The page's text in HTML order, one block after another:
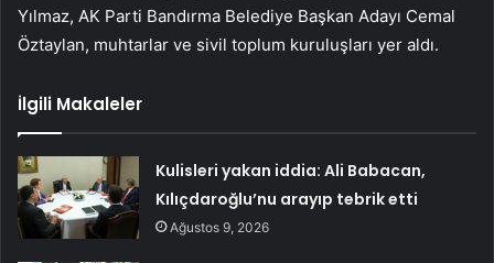
Yılmaz, AK Parti Bandırma Belediye Başkan Adayı Cemal
Öztaylan, muhtarlar ve sivil toplum kuruluşları yer aldı.
İlgili Makaleler
Kulisleri yakan iddia: Ali Babacan,
Kılıçdaroğlu’nu arayıp tebrik etti
Ağustos 9, 2026